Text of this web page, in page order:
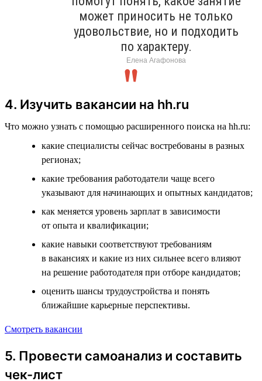
может приносить не только
удовольствие, но и подходить
по характеру.
Елена Агафонова
4. Изучить вакансии на hh.ru
Что можно узнать с помощью расширенного поиска на hh.ru:
какие специалисты сейчас востребованы в разных
регионах;
какие требования работодатели чаще всего
указывают для начинающих и опытных кандидатов;
как меняется уровень зарплат в зависимости
от опыта и квалификации;
какие навыки соответствуют требованиям
в вакансиях и какие из них сильнее всего влияют
на решение работодателя при отборе кандидатов;
оценить шансы трудоустройства и понять
ближайшие карьерные перспективы.
Смотреть вакансии
5. Провести самоанализ и составить
чек-лист